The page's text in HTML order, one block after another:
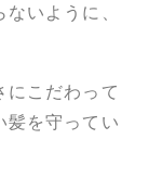
いように、
にこだわって
髪を守ってい